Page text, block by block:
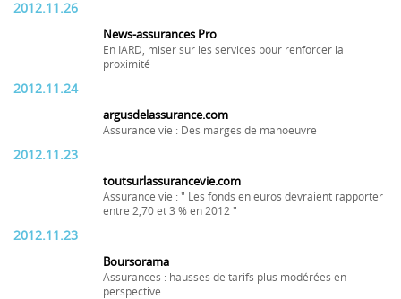
2012.11.26
News-assurances Pro
En IARD, miser sur les services pour renforcer la
proximité
2012.11.24
argusdelassurance.com
Assurance vie : Des marges de manoeuvre
2012.11.23
toutsurlassurancevie.com
Assurance vie : " Les fonds en euros devraient rapporter
entre 2,70 et 3 % en 2012 "
2012.11.23
Boursorama
Assurances : hausses de tarifs plus modérées en
perspective